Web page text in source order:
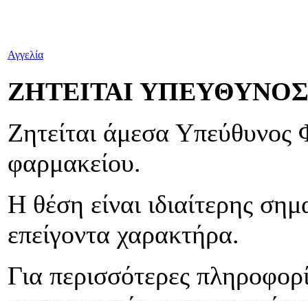
Αγγελία
ΖΗΤΕΙΤΑΙ
Ζητείται άμεσα Υπεύθυνος
φαρμακείου.
Η θέση είναι ιδιαίτερης
επείγοντα χαρακτήρα.
Για περισσότερες